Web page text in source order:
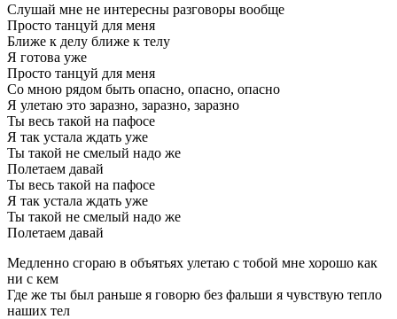
Слушай мне не интересны разговоры вообще
Просто танцуй для меня
Ближе к делу ближе к телу
Я готова уже
Просто танцуй для меня
Со мною рядом быть опасно, опасно, опасно
Я улетаю это заразно, заразно, заразно
Ты весь такой на пафосе
Я так устала ждать уже
Ты такой не смелый надо же
Полетаем давай
Ты весь такой на пафосе
Я так устала ждать уже
Ты такой не смелый надо же
Полетаем давай
Медленно сгораю в объятьях улетаю с тобой мне хорошо как
ни с кем
Где же ты был раньше я говорю без фальши я чувствую тепло
наших тел